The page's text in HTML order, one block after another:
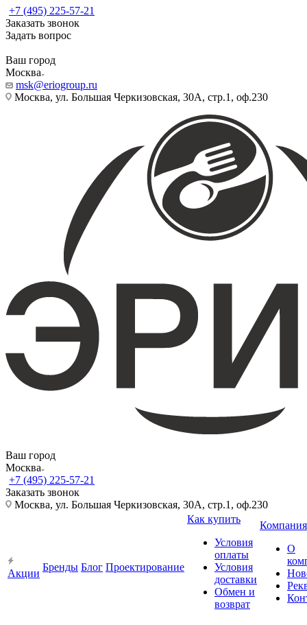
+7 (495) 225-57-21
Заказать звонок
Задать вопрос
Ваш город
Москва
msk@eriogroup.ru
Москва, ул. Большая Черкизовская, 30А, стр.1, оф.230
Ваш город
Москва
+7 (495) 225-57-21
Заказать звонок
Москва, ул. Большая Черкизовская, 30А, стр.1, оф.230
Акции
Бренды Блог Проектирование
Как купить
Условия
оплаты
Условия
доставки
Обмен и
возврат
Компания
О